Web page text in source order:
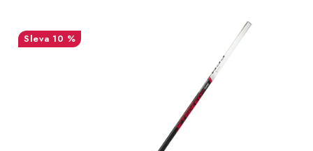
HELMY
10 %